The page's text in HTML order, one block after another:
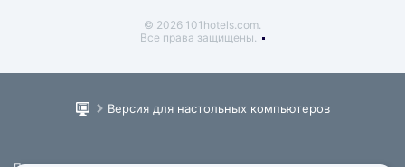
© 2026 101hotels.com.
Все права защищены.
Версия для настольных компьютеров